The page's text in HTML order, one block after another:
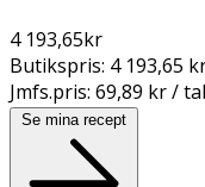
4 193,65kr
Butikspris: 4 193,65
Jmfs.pris: 69,89 kr /
Se mina recept